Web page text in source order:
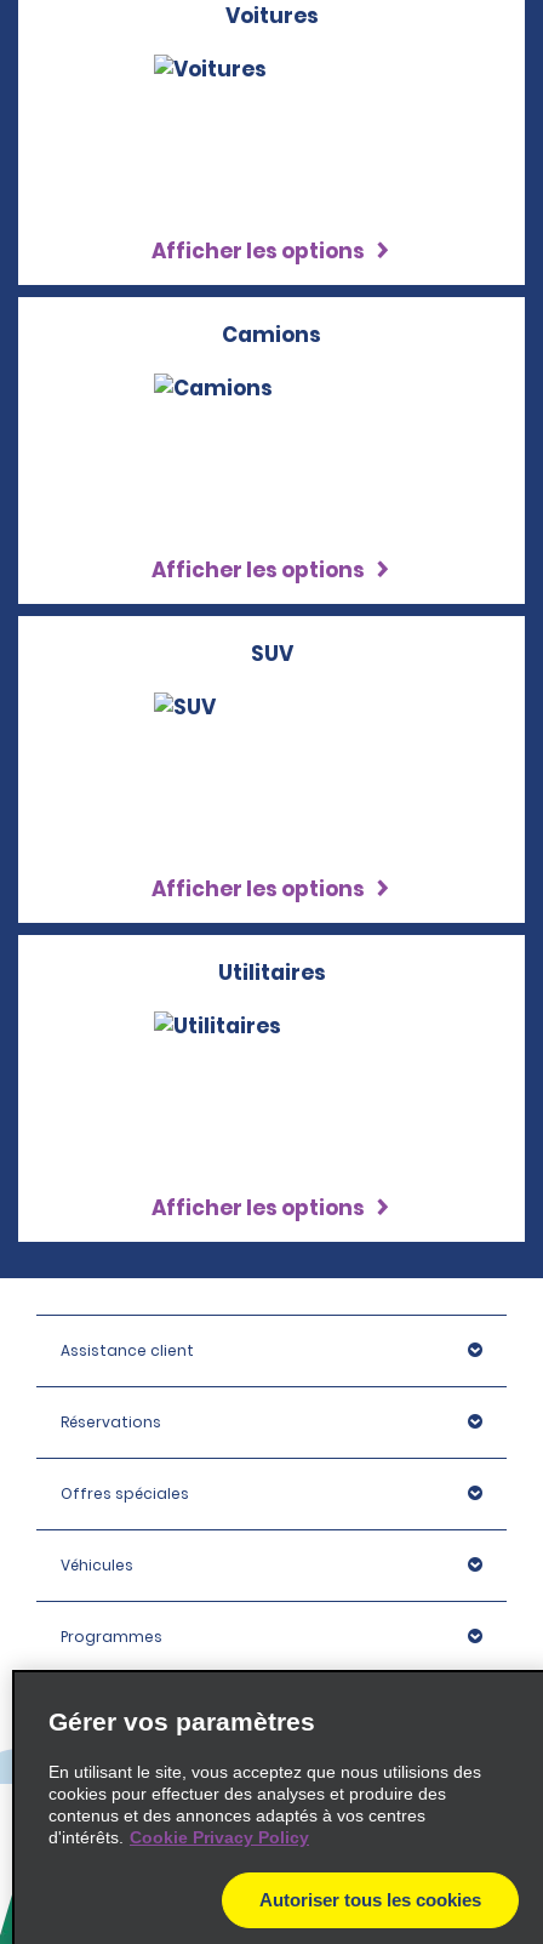
Voitures
Afficher les options
Camions
Afficher les options
SUV
Afficher les options
Utilitaires
Afficher les options
Assistance client
Réservations
Offres spéciales
Véhicules
Programmes
Entreprise
Agences
Policies / Sitemap
Gérer vos paramètres
En utilisant le site, vous acceptez que nous utilisions des
cookies pour effectuer des analyses et produire des
contenus et des annonces adaptés à vos centres
d'intérêts. Cookie Privacy Policy
Autoriser tous les cookies